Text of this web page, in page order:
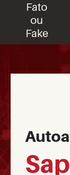
Fato
ou
Fake